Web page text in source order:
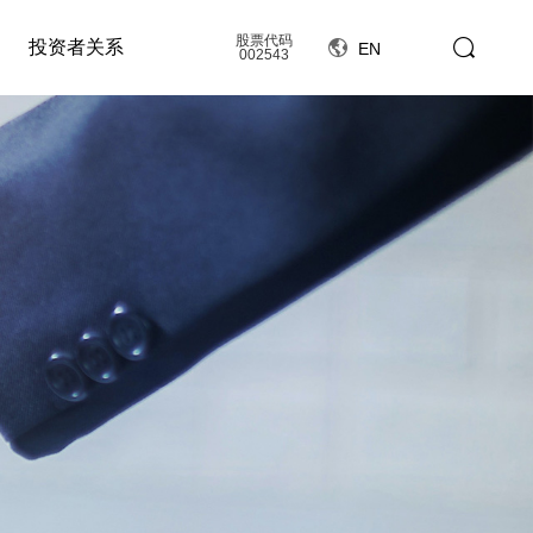
投资者关系
股票代码
002543
EN